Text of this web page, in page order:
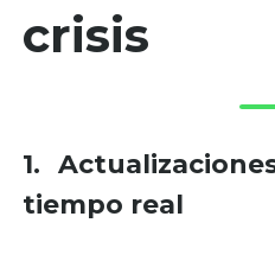
crisis
1.
tiempo real